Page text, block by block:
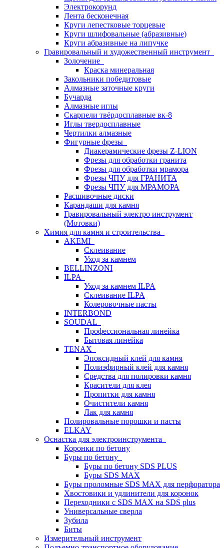
Электрокорунд
Лента бесконечная
Круги лепестковые торцевые
Круги шлифовальные (абразивные)
Круги абразивные на липучке
Гравировальный и художественный инструмент
Золочение
Краска минеральная
Закольники победитовые
Алмазные заточные круги
Бучарда
Алмазные иглы
Скарпели твёрдосплавные вк-8
Иглы твердосплавные
Чертилки алмазные
Фигурные фрезы
Диакерамические фрезы Z-LION
Фрезы для обработки гранита
Фрезы для обработки мрамора
Фрезы ЧПУ для ГРАНИТА
Фрезы ЧПУ для МРАМОРА
Расшивочные диски
Карандаши для камня
Гравировальный электро инструмент
(Мотовки)
Химия для камня и строительства
AKEMI
Склеивание
Уход за камнем
BELLINZONI
ILPA
Уход за камнем ILPA
Склеивание ILPA
Колеровочные пасты
INTERBOND
SOUDAL
Профессиональная линейка
Бытовая линейка
TENAX
Эпоксидный клей для камня
Полиэфирный клей для камня
Средства для полировки камня
Красители для клея
Пропитки для камня
Очистители камня
Лак для камня
Полировальные порошки и пасты
ELKAY
Оснастка для электроинструмента
Коронки по бетону
Буры по бетону
Буры по бетону SDS PLUS
Буры SDS MAX
Буры проломные SDS MAX для перфоратора
Хвостовики и удлинители для коронок
Переходники с SDS MAX на SDS plus
Универсальные сверла
Зубила
Биты
Измерительный инструмент